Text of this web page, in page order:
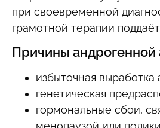
при своевременной
грамотной терапии
Причины андрогенной
избыточная выработка
генетическая
гормональные сбои,